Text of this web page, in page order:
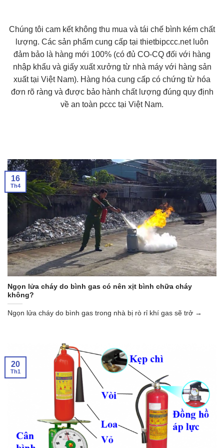
Chúng tôi cam kết không thu mua và tái chế bình kém chất
lượng. Các sản phẩm cung cấp tại thietbipccc.net luôn
đảm bảo là hàng mới 100% (có đủ CO-CQ đối với hàng
nhập khẩu và giấy xuất xưởng từ nhà máy với hàng sản
xuất tại Việt Nam). Hàng hóa cung cấp có chứng từ hóa
đơn rõ ràng và được bảo hành chất lượng đúng quy định
về an toàn pccc tại Việt Nam.
Ngọn lửa cháy do bình gas có nên xịt bình chữa cháy
không?
Ngọn lửa cháy do bình gas trong nhà bị rò rỉ khí gas sẽ trở →
16
Th4
20
Th1